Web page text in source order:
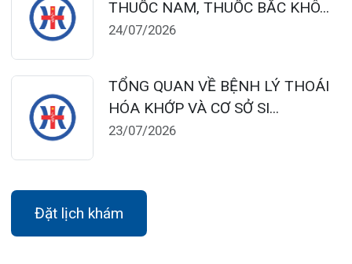
124 Nguyễn Đức Cảnh, Cát Dài Q Lê
Chân, Hải Phòng
0225-3955 888
0225-3951 115
dakhoaquocte.hih@gmail.com
Thứ 2 – Thứ 6: 06:00 – 20:00
Thứ 7 – Chủ nhật: 06:30 – 16:30